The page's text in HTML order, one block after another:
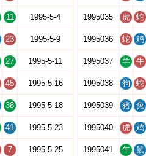
11 1995-5-4
23 1995-5-9
27 1995-5-11
45 1995-5-16
38 1995-5-18
41 1995-5-23
7 1995-5-25
1995035 虎 蛇
1995036 蛇 鸡
1995037 羊 牛
1995038 狗 蛇
1995039 猪 兔
1995040 虎 鸡
1995041 牛 鼠